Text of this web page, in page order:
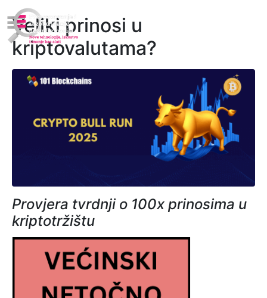
Veliki prinosi u
kriptovalutama?
Provjera tvrdnji o 100x prinosima u
kriptotržištu